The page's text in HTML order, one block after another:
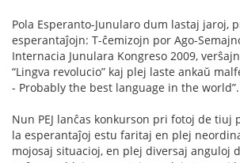
Pola Esperanto-Junularo dum lastaj jaroj,
esperantaĵojn: T-ĉemizojn por Ago-
Internacia Junulara Kongreso 2009,
“Lingva revolucio” kaj plej laste ankaŭ
- Probably the best language in the world”.
Nun PEJ lanĉas konkurson pri fotoj de tiuj
la esperantaĵoj estu faritaj en plej
mojosaj situacioj, en plej diversaj anguloj